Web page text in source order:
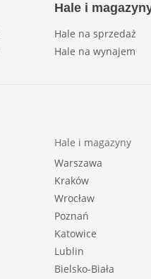
Hale i
Hale na sprzedaż
Hale na wynajem
Hale i magazyny
Warszawa
Kraków
Wrocław
Poznań
Katowice
Lublin
Bielsko-Biała